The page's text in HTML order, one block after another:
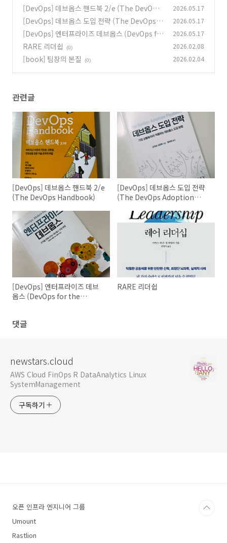
[DevOps] 데브옵스 핸드북 2/e (The DevOps
Handbook) (0)
2026.05.17
[DevOps] 데브옵스 도입 전략 (The DevOps A
doption Playbook)
(0)
2026.05.17
[DevOps] 엔터프라이즈 데브옵스 (DevOps fo
r the Modern Enterprise)
2026.05.17
RARE 리더쉽 (0) 2026.02.08
[book] 팀장의 본질 (0) 2026.02.04
관련글
[DevOps] 데브옵스 핸드북 2/e
(The DevOps Handbook)
[DevOps] 데브옵스 도입 전략
(The DevOps Adoption
[DevOps] 엔터프라이즈 데브
옵스 (DevOps for the
RARE 리더쉽
댓글
newstars.cloud
AWS Cloud FinOps R DataAnalytics Linux
SystemManagement
구독하기
오픈 인프라 엔지니어 그룹
Umount
Rastlion